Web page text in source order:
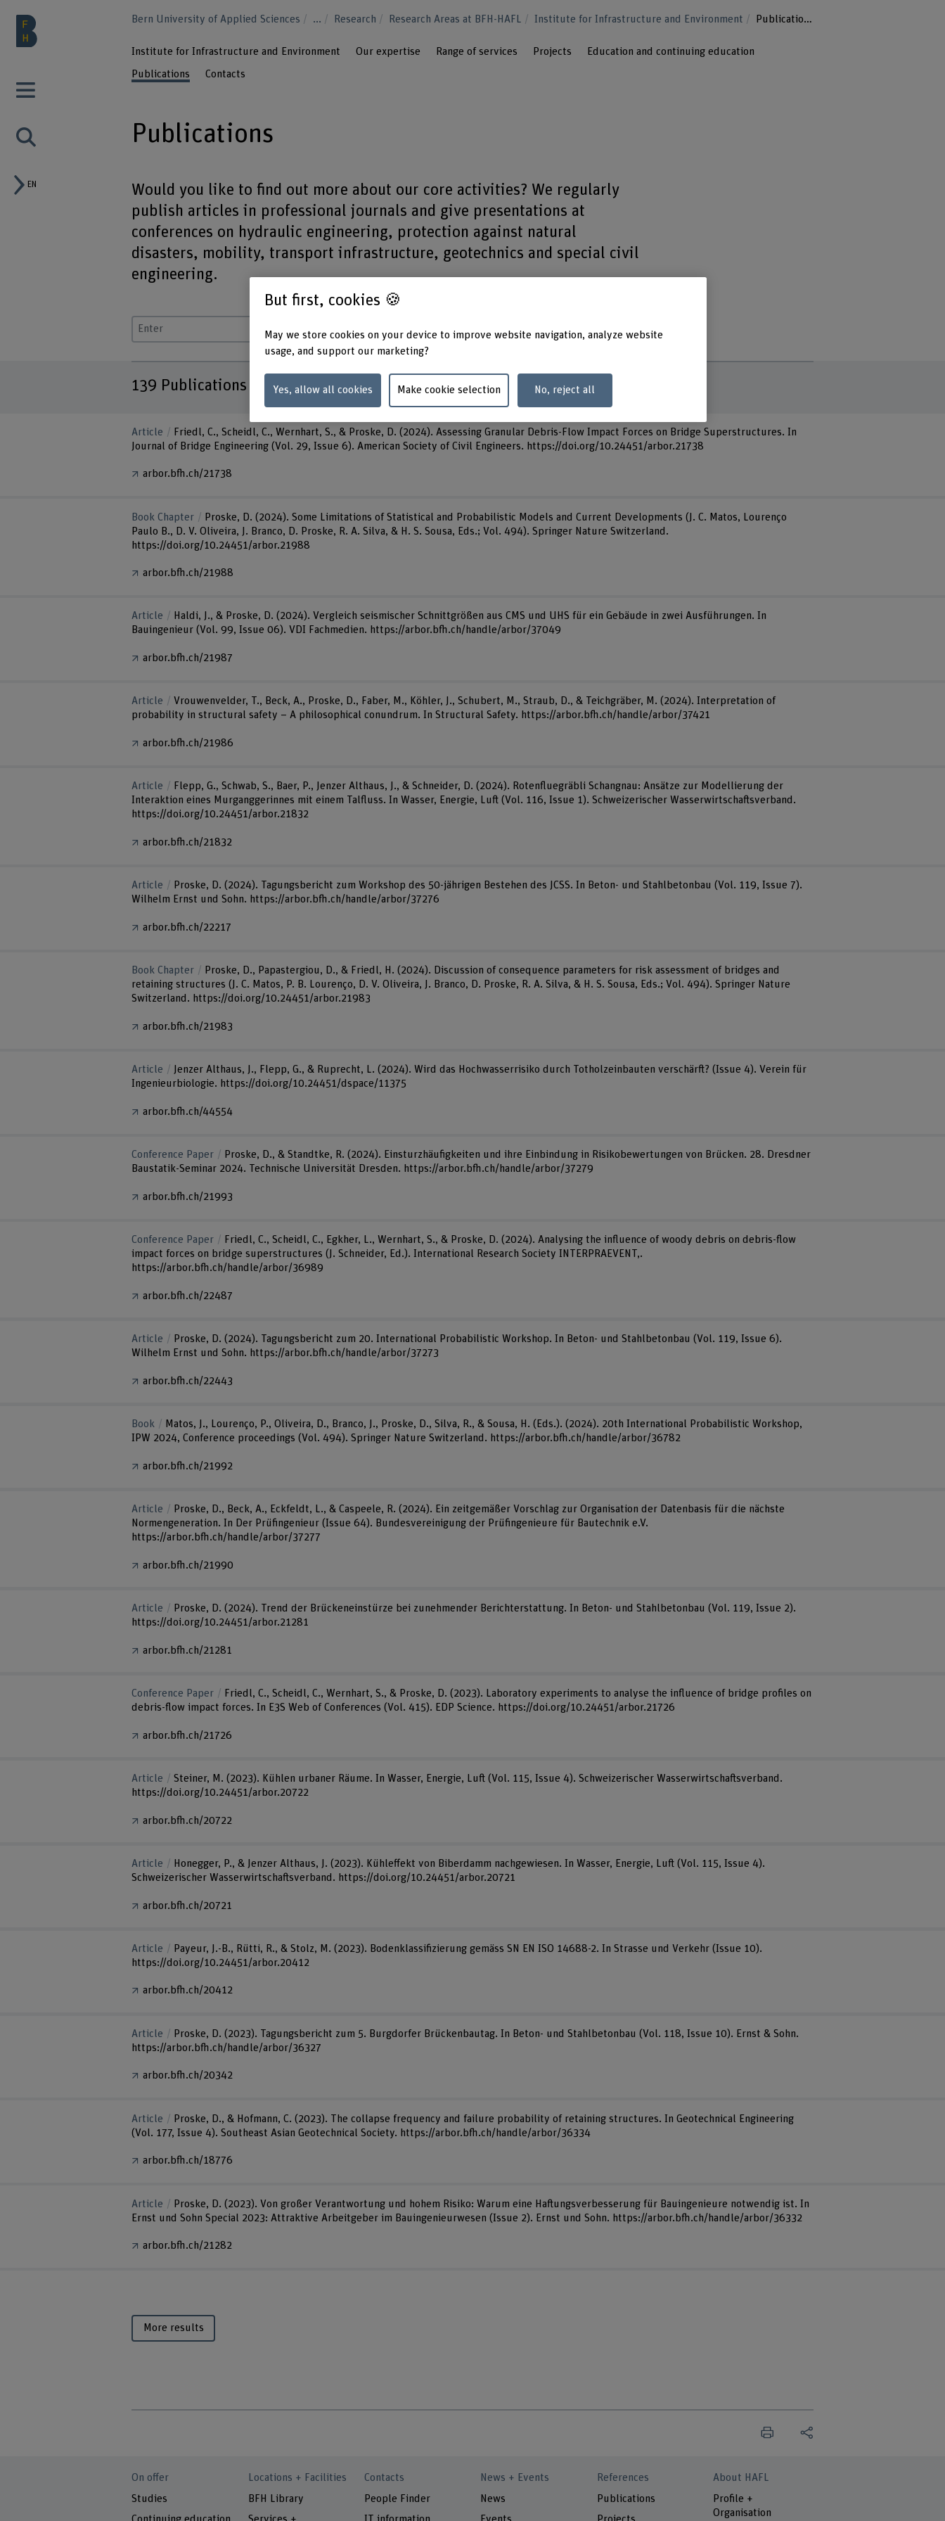
EN
Bern University of Applied Sciences ... Research Research Areas at BFH-HAFL Institute for Infrastructure and Environment Publications
Institute for Infrastructure and Environment Our expertise Range of services Projects Education and continuing education
Publications Contacts
Publications
Would you like to find out more about our core activities? We regularly
publish articles in professional journals and give presentations at
conferences on hydraulic engineering, protection against natural
disasters, mobility, transport infrastructure, geotechnics and special civil
engineering.
Enter a search term Publication type Publication year
139 Publications
Article
Friedl, C., Scheidl, C., Wernhart, S., & Proske, D. (2024). Assessing Granular Debris-Flow Impact Forces on Bridge Superstructures. In
Journal of Bridge Engineering (Vol. 29, Issue 6). American Society of Civil Engineers. https://doi.org/10.24451/arbor.21738
arbor.bfh.ch/21738
Book Chapter
Proske, D. (2024). Some Limitations of Statistical and Probabilistic Models and Current Developments (J. C. Matos, Lourenço
Paulo B., D. V. Oliveira, J. Branco, D. Proske, R. A. Silva, & H. S. Sousa, Eds.; Vol. 494). Springer Nature Switzerland.
https://doi.org/10.24451/arbor.21988
arbor.bfh.ch/21988
Article
Haldi, J., & Proske, D. (2024). Vergleich seismischer Schnittgrößen aus CMS und UHS für ein Gebäude in zwei Ausführungen. In
Bauingenieur (Vol. 99, Issue 06). VDI Fachmedien. https://arbor.bfh.ch/handle/arbor/37049
arbor.bfh.ch/21987
Article
Vrouwenvelder, T., Beck, A., Proske, D., Faber, M., Köhler, J., Schubert, M., Straub, D., & Teichgräber, M. (2024). Interpretation of
probability in structural safety – A philosophical conundrum. In Structural Safety. https://arbor.bfh.ch/handle/arbor/37421
arbor.bfh.ch/21986
Article
Flepp, G., Schwab, S., Baer, P., Jenzer Althaus, J., & Schneider, D. (2024). Rotenfluegräbli Schangnau: Ansätze zur Modellierung der
Interaktion eines Murganggerinnes mit einem Talfluss. In Wasser, Energie, Luft (Vol. 116, Issue 1). Schweizerischer Wasserwirtschaftsverband.
https://doi.org/10.24451/arbor.21832
arbor.bfh.ch/21832
Article
Proske, D. (2024). Tagungsbericht zum Workshop des 50-jährigen Bestehen des JCSS. In Beton- und Stahlbetonbau (Vol. 119, Issue 7).
Wilhelm Ernst und Sohn. https://arbor.bfh.ch/handle/arbor/37276
arbor.bfh.ch/22217
Book Chapter
Proske, D., Papastergiou, D., & Friedl, H. (2024). Discussion of consequence parameters for risk assessment of bridges and
retaining structures (J. C. Matos, P. B. Lourenço, D. V. Oliveira, J. Branco, D. Proske, R. A. Silva, & H. S. Sousa, Eds.; Vol. 494). Springer Nature
Switzerland. https://doi.org/10.24451/arbor.21983
arbor.bfh.ch/21983
Article
Jenzer Althaus, J., Flepp, G., & Ruprecht, L. (2024). Wird das Hochwasserrisiko durch Totholzeinbauten verschärft? (Issue 4). Verein für
Ingenieurbiologie. https://doi.org/10.24451/dspace/11375
arbor.bfh.ch/44554
Conference Paper
Proske, D., & Standtke, R. (2024). Einsturzhäufigkeiten und ihre Einbindung in Risikobewertungen von Brücken. 28. Dresdner
Baustatik-Seminar 2024. Technische Universität Dresden. https://arbor.bfh.ch/handle/arbor/37279
arbor.bfh.ch/21993
Conference Paper
Friedl, C., Scheidl, C., Egkher, L., Wernhart, S., & Proske, D. (2024). Analysing the influence of woody debris on debris-flow
impact forces on bridge superstructures (J. Schneider, Ed.). International Research Society INTERPRAEVENT,.
https://arbor.bfh.ch/handle/arbor/36989
arbor.bfh.ch/22487
Article
Proske, D. (2024). Tagungsbericht zum 20. International Probabilistic Workshop. In Beton- und Stahlbetonbau (Vol. 119, Issue 6).
Wilhelm Ernst und Sohn. https://arbor.bfh.ch/handle/arbor/37273
arbor.bfh.ch/22443
Book
Matos, J., Lourenço, P., Oliveira, D., Branco, J., Proske, D., Silva, R., & Sousa, H. (Eds.). (2024). 20th International Probabilistic Workshop,
IPW 2024, Conference proceedings (Vol. 494). Springer Nature Switzerland. https://arbor.bfh.ch/handle/arbor/36782
arbor.bfh.ch/21992
Article
Proske, D., Beck, A., Eckfeldt, L., & Caspeele, R. (2024). Ein zeitgemäßer Vorschlag zur Organisation der Datenbasis für die nächste
Normengeneration. In Der Prüfingenieur (Issue 64). Bundesvereinigung der Prüfingenieure für Bautechnik e.V.
https://arbor.bfh.ch/handle/arbor/37277
arbor.bfh.ch/21990
Article
Proske, D. (2024). Trend der Brückeneinstürze bei zunehmender Berichterstattung. In Beton- und Stahlbetonbau (Vol. 119, Issue 2).
https://doi.org/10.24451/arbor.21281
arbor.bfh.ch/21281
Conference Paper
Friedl, C., Scheidl, C., Wernhart, S., & Proske, D. (2023). Laboratory experiments to analyse the influence of bridge profiles on
debris-flow impact forces. In E3S Web of Conferences (Vol. 415). EDP Science. https://doi.org/10.24451/arbor.21726
arbor.bfh.ch/21726
Article
Steiner, M. (2023). Kühlen urbaner Räume. In Wasser, Energie, Luft (Vol. 115, Issue 4). Schweizerischer Wasserwirtschaftsverband.
https://doi.org/10.24451/arbor.20722
arbor.bfh.ch/20722
Article
Honegger, P., & Jenzer Althaus, J. (2023). Kühleffekt von Biberdamm nachgewiesen. In Wasser, Energie, Luft (Vol. 115, Issue 4).
Schweizerischer Wasserwirtschaftsverband. https://doi.org/10.24451/arbor.20721
arbor.bfh.ch/20721
Article
Payeur, J.-B., Rütti, R., & Stolz, M. (2023). Bodenklassifizierung gemäss SN EN ISO 14688-2. In Strasse und Verkehr (Issue 10).
https://doi.org/10.24451/arbor.20412
arbor.bfh.ch/20412
Article
Proske, D. (2023). Tagungsbericht zum 5. Burgdorfer Brückenbautag. In Beton- und Stahlbetonbau (Vol. 118, Issue 10). Ernst & Sohn.
https://arbor.bfh.ch/handle/arbor/36327
arbor.bfh.ch/20342
Article
Proske, D., & Hofmann, C. (2023). The collapse frequency and failure probability of retaining structures. In Geotechnical Engineering
(Vol. 177, Issue 4). Southeast Asian Geotechnical Society. https://arbor.bfh.ch/handle/arbor/36334
arbor.bfh.ch/18776
Article
Proske, D. (2023). Von großer Verantwortung und hohem Risiko: Warum eine Haftungsverbesserung für Bauingenieure notwendig ist. In
Ernst und Sohn Special 2023: Attraktive Arbeitgeber im Bauingenieurwesen (Issue 2). Ernst und Sohn. https://arbor.bfh.ch/handle/arbor/36332
arbor.bfh.ch/21282
More results
On offer
Studies
Locations + Facilities
BFH Library
Contacts
People Finder
News + Events
News
References
Publications
About HAFL
Profile +
Organisation
But first, cookies 🍪
May we store cookies on your device to improve website navigation, analyze website
usage, and support our marketing?
Yes, allow all cookies Make cookie selection No, reject all